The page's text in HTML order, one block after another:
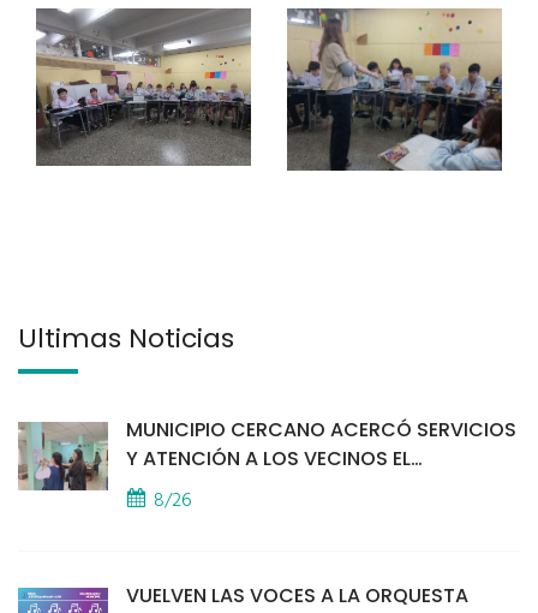
Últimas Noticias
MUNICIPIO CERCANO ACERCÓ SERVICIOS
Y ATENCIÓN A LOS VECINOS EL
PROVINCIAL
8/26
VUELVEN LAS VOCES A LA ORQUESTA